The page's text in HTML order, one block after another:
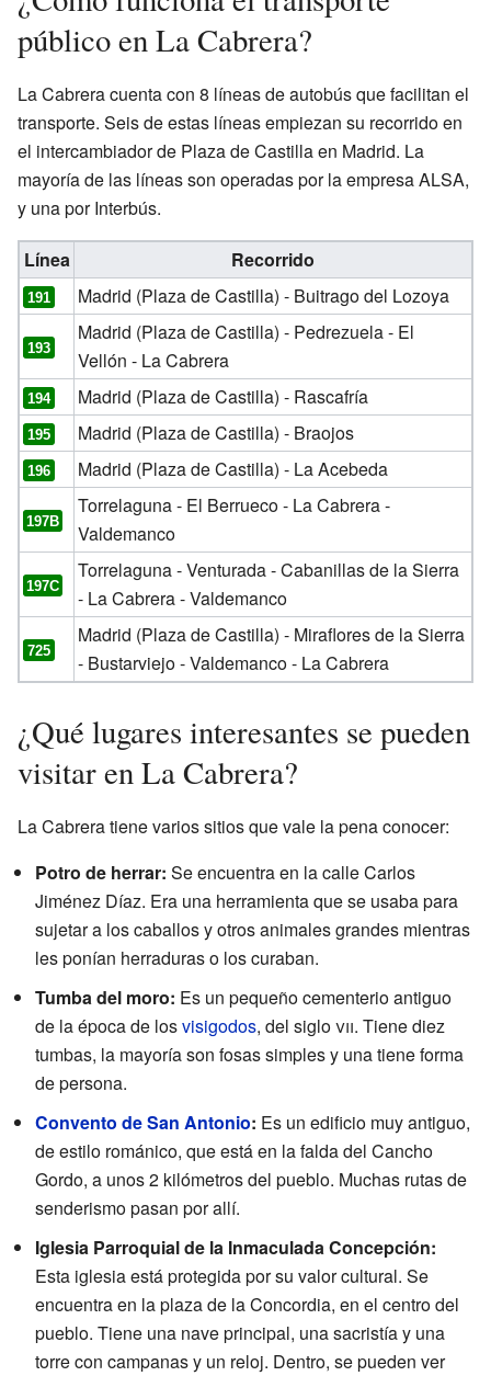
público en La Cabrera?
La Cabrera cuenta con 8 líneas de autobús que facilitan el
transporte. Seis de estas líneas empiezan su recorrido en
el intercambiador de Plaza de Castilla en Madrid. La
mayoría de las líneas son operadas por la empresa ALSA,
y una por Interbús.
Línea Recorrido
191 Madrid (Plaza de Castilla) - Buitrago del Lozoya
193
Madrid (Plaza de Castilla) - Pedrezuela - El
Vellón - La Cabrera
194 Madrid (Plaza de Castilla) - Rascafría
195 Madrid (Plaza de Castilla) - Braojos
196 Madrid (Plaza de Castilla) - La Acebeda
197B
Torrelaguna - El Berrueco - La Cabrera -
Valdemanco
197C
Torrelaguna - Venturada - Cabanillas de la Sierra
- La Cabrera - Valdemanco
725
Madrid (Plaza de Castilla) - Miraflores de la Sierra
- Bustarviejo - Valdemanco - La Cabrera
¿Qué lugares interesantes se pueden
visitar en La Cabrera?
La Cabrera tiene varios sitios que vale la pena conocer:
Potro de herrar: Se encuentra en la calle Carlos
Jiménez Díaz. Era una herramienta que se usaba para
sujetar a los caballos y otros animales grandes mientras
les ponían herraduras o los curaban.
Tumba del moro: Es un pequeño cementerio antiguo
de la época de losvisigodos, del siglovii. Tiene diez
tumbas, la mayoría son fosas simples y una tiene forma
de persona.
Convento de San Antonio: Es un edificio muy antiguo,
de estilo románico, que está en la falda del Cancho
Gordo, a unos 2 kilómetros del pueblo. Muchas rutas de
senderismo pasan por allí.
Iglesia Parroquial de la Inmaculada Concepción:
Esta iglesia está protegida por su valor cultural. Se
encuentra en la plaza de la Concordia, en el centro del
pueblo. Tiene una nave principal, una sacristía y una
torre con campanas y un reloj. Dentro, se pueden ver